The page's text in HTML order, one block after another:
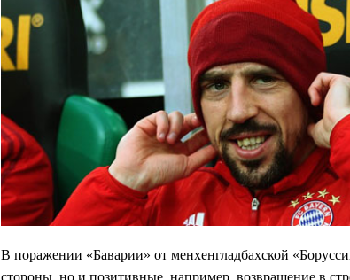
В поражении «Баварии» от менхенгладбахской
стороны, но и позитивные, например, возвращение в